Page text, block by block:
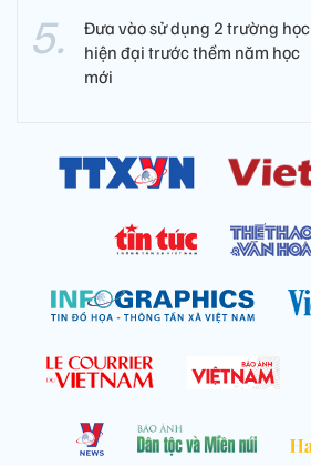
Đưa vào sử dụng 2 trường học
hiện đại trước thềm năm học
mới